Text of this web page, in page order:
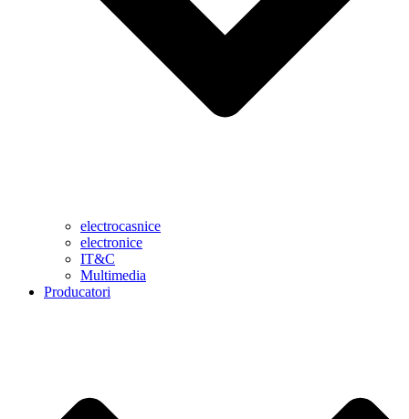
electrocasnice
electronice
IT&C
Multimedia
Producatori